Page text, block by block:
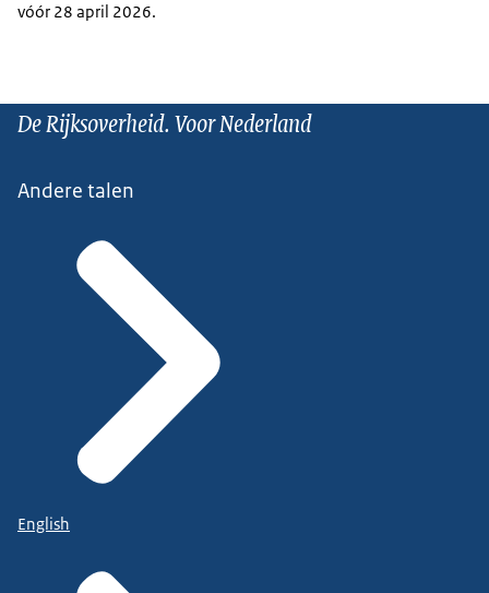
vóór 28 april 2026.
De Rijksoverheid. Voor Nederland
Andere talen
English